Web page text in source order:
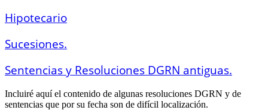
Hipotecario
Sucesiones.
Sentencias y Resoluciones DGRN antiguas.
Incluiré aquí el contenido de algunas resoluciones DGRN y de
sentencias que por su fecha son de difícil localización.